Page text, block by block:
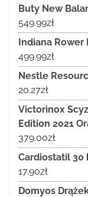
Buty New
549.99zł
Indiana
499.99zł
Nestle
20.27zł
Victorinox
Edition 2021
379.00zł
Cardiostatil 30
17.90zł
Domyos